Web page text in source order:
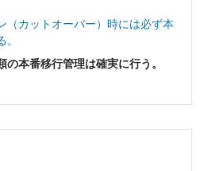
（カットオーバー）時には必ず本
の本番移行管理は確実に行う。